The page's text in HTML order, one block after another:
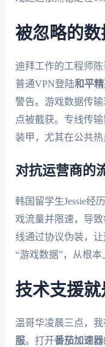
被忽略的
迪拜工作的工程师
普通VPN登陆和平
警告。游戏数据传
点被截获。专线传
装甲，尤其在公共热
对抗运营商的
韩国留学生Jessie经
戏流量并限速，导
线通过协议伪装，
“游戏数据”，从根本
技术支援
温哥华凌晨三点，
服。打开番茄加速器